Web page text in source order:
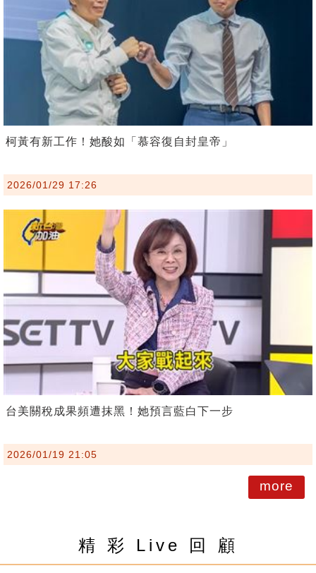
柯黃有新工作！她酸如「慕容復自封皇帝」
2026/01/29 17:26
台美關稅成果頻遭抹黑！她預言藍白下一步
2026/01/19 21:05
more
精 彩 Live 回 顧